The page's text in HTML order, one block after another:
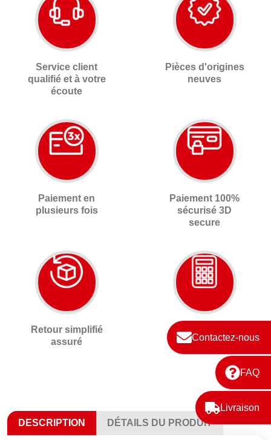
Contactez-nous
FAQ
Livraison
Service client
qualifié et à votre
écoute
Pièces d'origines
neuves
Paiement en
plusieurs fois
Paiement 100%
sécurisé 3D
secure
Retour simplifié
assuré
Devis gratuit
sur-mesure
DESCRIPTION DÉTAILS DU PRODUIT